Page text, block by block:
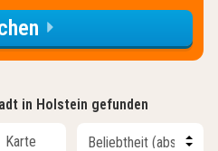
in Holstein gefunden
Karte